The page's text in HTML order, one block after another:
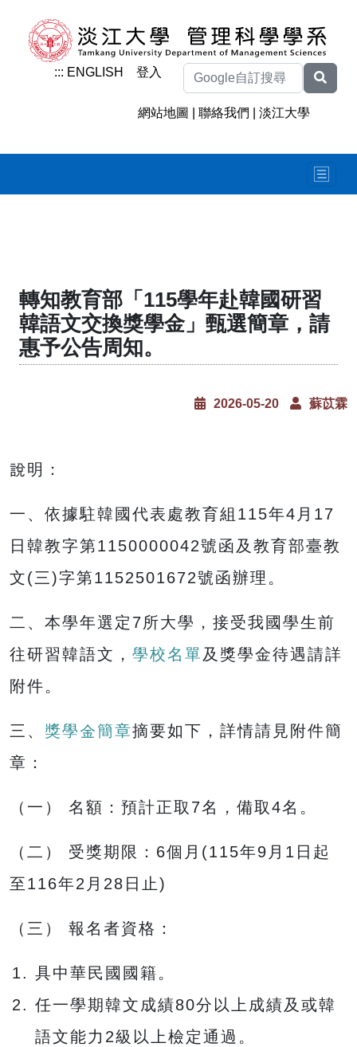
::: ENGLISH 登入
網站地圖 |聯絡我們 |淡江大學
轉知教育部「115學年赴韓國研習
韓語文交換獎學金」甄選簡章，請
惠予公告周知。
2026-05-20 蘇苡霖
說明：
一、依據駐韓國代表處教育組115年4月17
日韓教字第1150000042號函及教育部臺教
文(三)字第1152501672號函辦理。
二、本學年選定7所大學，接受我國學生前
往研習韓語文， 學校名單 及獎學金待遇請詳
附件。
三、 獎學金簡章摘要如下，詳情請見附件簡
章：
（一） 名額：預計正取7名，備取4名。
（二） 受獎期限：6個月(115年9月1日起
至116年2月28日止)
（三） 報名者資格：
具中華民國國籍。
任一學期韓文成績80分以上成績及或韓
語文能力2級以上檢定通過。